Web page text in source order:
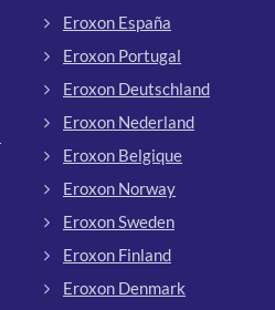
Eroxon España
Eroxon Portugal
Eroxon Deutschland
Eroxon Nederland
Eroxon Belgique
Eroxon Norway
Eroxon Sweden
Eroxon Finland
Eroxon Denmark